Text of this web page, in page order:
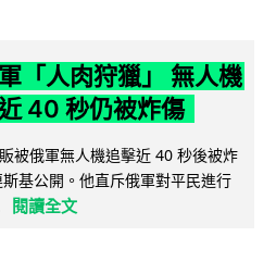
「人肉狩獵」 無人機
40 秒仍被炸傷
被俄軍無人機追擊近 40 秒後被炸
基公開。他直斥俄軍對平民進行
閱讀全文